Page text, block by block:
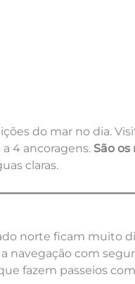
do mar no dia.
4 ancoragens. São
claras.
norte ficam muito
com
fazem passeios